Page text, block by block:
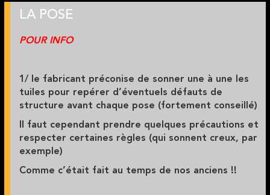
LA POSE
POUR INFO
1/ le fabricant préconise de sonner une à une les
tuiles pour repérer d’éventuels défauts de
structure avant chaque pose (fortement conseillé)
Il faut cependant prendre quelques précautions et
respecter certaines règles (qui sonnent creux, par
exemple)
Comme c’était fait au temps de nos anciens !!